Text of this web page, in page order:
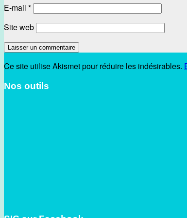
E-mail *
Site web
Ce site utilise Akismet pour réduire les indésirables.
Nos outils